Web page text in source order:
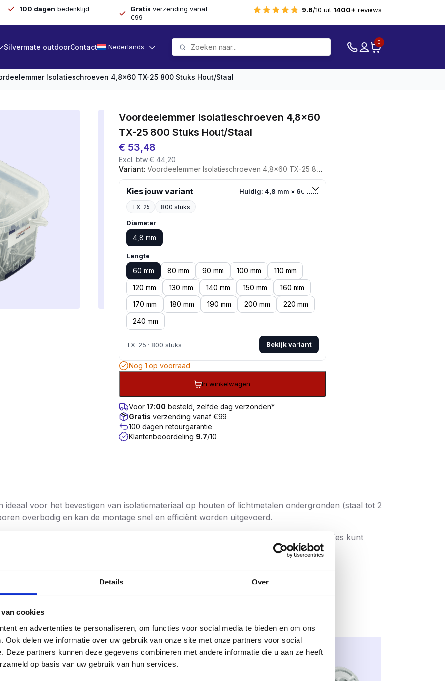
Details Over
cookies
en advertenties te personaliseren, om functies voor social media te bieden en om ons
Ook delen we informatie over uw gebruik van onze site met onze partners voor social
Deze partners kunnen deze gegevens combineren met andere informatie die u aan ze heeft
op basis van uw gebruik van hun services.
100 dagen bedenktijd Gratis verzending vanaf
€99
9.6/10 uit 1400+ reviews
Silvermate outdoorContact Nederlands
0
Isolatieschroeven 4,8×60 TX-25 800 Stuks Hout/staal
Voordeelemmer Isolatieschroeven 4,8×60
TX-25 800 Stuks Hout/staal
€ 53,48
Excl. btw € 44,20
Variant: Voordeelemmer Isolatieschroeven 4,8x60 TX-25 800 Stuks Hout/staal
Kies jouw variant Huidig: 4,8 mm × 60 mm
TX-25 800 stuks
Diameter
4,8 mm
Lengte
60 mm 80 mm 90 mm 100 mm
110 mm
120 mm
130 mm 140 mm 150 mm
160 mm
170 mm
180 mm 190 mm 200 mm
220 mm
240 mm
TX-25 · 800 stuks Bekijk variant
Nog 1 op voorraad
In winkelwagen
Voor 17:00 besteld, zelfde dag verzonden*
Gratis verzending vanaf €99
100 dagen retourgarantie
Klantenbeoordeling 9.7/10
ideaal voor het bevestigen van isolatiemateriaal op houten of lichtmetalen ondergronden (staal tot 2
overbodig en kan de montage snel en efficiënt worden uitgevoerd.
, zodat je ze handig kunt meenemen en op de bouwplaats netjes kunt
25 bitjes
dik
Actie!!